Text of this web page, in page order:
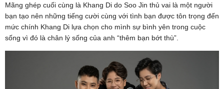
Mãng ghép cuối cùng là Khang Di do Soo Jin thủ vai là một người
bạn tạo nên những tiếng cười cùng với tình bạn được tôn trọng đến
mức chính Khang Di lựa chọn cho mình sự bình yên trong cuộc
sống vì đó là chân lý sống của anh “thêm bạn bớt thù”.